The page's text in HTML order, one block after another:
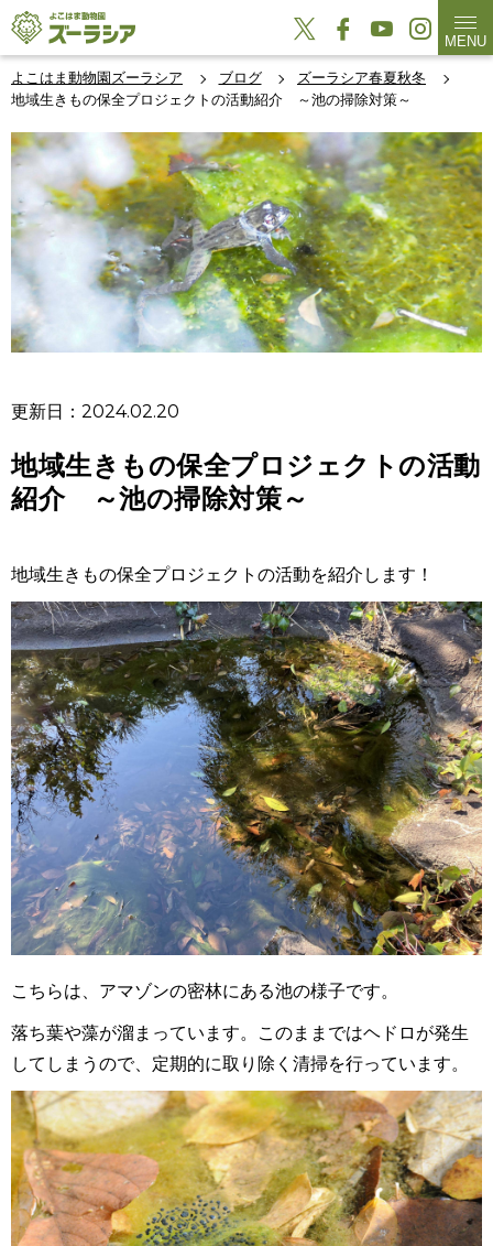
MENU
よこはま動物園ズーラシア ブログ
ズーラシア春夏秋冬
地域生きもの保全プロジェクトの活動紹介 ～池の掃除対策～
更新日：2024.02.20
地域生きもの保全プロジェクトの活動
紹介 ～池の掃除対策～
地域生きもの保全プロジェクトの活動を紹介します！
こちらは、アマゾンの密林にある池の様子です。
落ち葉や藻が溜まっています。このままではヘドロが発生
してしまうので、定期的に取り除く清掃を行っています。